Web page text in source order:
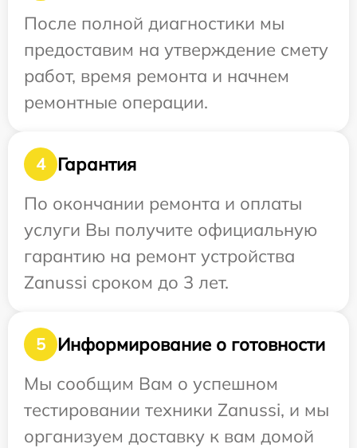
После полной диагностики мы
предоставим на утверждение смету
работ, время ремонта и начнем
ремонтные операции.
4
Гарантия
По окончании ремонта и оплаты
услуги Вы получите официальную
гарантию на ремонт устройства
Zanussi сроком до 3 лет.
5
Информирование о готовности
Мы сообщим Вам о успешном
тестировании техники Zanussi, и мы
организуем доставку к вам домой